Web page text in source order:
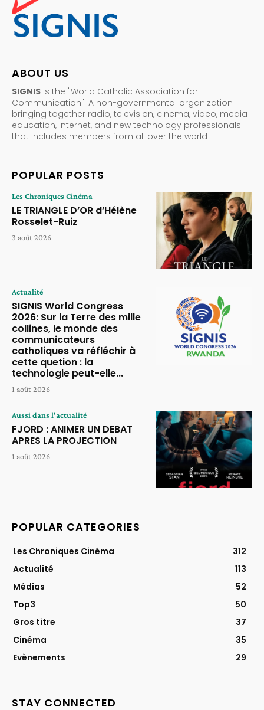
ABOUT US
SIGNIS is the "World Catholic Association for
Communication". A non-governmental organization
bringing together radio, television, cinema, video, media
education, Internet, and new technology professionals.
that includes members from all over the world
POPULAR POSTS
Les Chroniques Cinéma
LE TRIANGLE D’OR d’Hélène
Rosselet-Ruiz
3 août 2026
Actualité
SIGNIS World Congress
2026: Sur la Terre des mille
collines, le monde des
communicateurs
catholiques va réfléchir à
cette quetion : la
technologie peut-elle...
1 août 2026
Aussi dans l'actualité
FJORD : ANIMER UN DEBAT
APRES LA PROJECTION
1 août 2026
POPULAR CATEGORIES
Les Chroniques Cinéma
312
Actualité
113
Médias
52
Top3
50
Gros titre
37
Cinéma
35
Evènements
29
STAY CONNECTED